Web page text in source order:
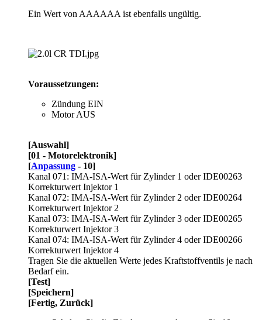
Ein Wert von AAAAAA ist ebenfalls ungültig.
Voraussetzungen:
Zündung EIN
Motor AUS
[Auswahl]
[01 - Motorelektronik]
[Anpassung - 10]
Kanal 071: IMA-ISA-Wert für Zylinder 1 oder IDE00263
Korrekturwert Injektor 1
Kanal 072: IMA-ISA-Wert für Zylinder 2 oder IDE00264
Korrekturwert Injektor 2
Kanal 073: IMA-ISA-Wert für Zylinder 3 oder IDE00265
Korrekturwert Injektor 3
Kanal 074: IMA-ISA-Wert für Zylinder 4 oder IDE00266
Korrekturwert Injektor 4
Tragen Sie die aktuellen Werte jedes Kraftstoffventils je nach
Bedarf ein.
[Test]
[Speichern]
[Fertig, Zurück]